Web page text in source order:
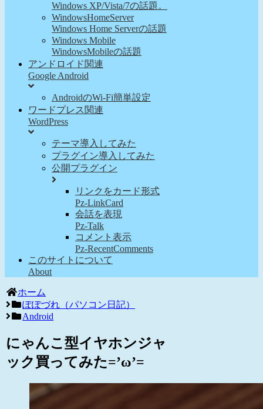
Windows XP/Vista/7の話題。
WindowsHomeServer
Windows Home Serverの話題
Windows Mobile
WindowsMobileの話題
アンドロイド関連
Google Android
AndroidのWi-Fi簡単設定
ワードプレス関連
WordPress
テーマ導入してみた
プラグイン導入してみた
公開プラグイン
リンクをカード形式
Pz-LinkCard
会話を表現
Pz-Talk
コメント表示
Pz-RecentComments
このサイトについて
About
ホーム
ぽぽづれ（パソコン日記）
Android
にゃんこ型イヤホンジャ
ック買ってみた=’ω’=